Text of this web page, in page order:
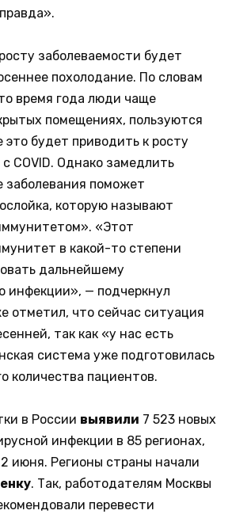
заболеваемости будет
похолодание. По словам
время года люди чаще
помещениях, пользуются
это будет приводить к росту
COVID. Однако замедлить
заболевания поможет
которую называют
«Этот
в какой-то степени
дальнейшему
инфекции», — подчеркнул
отметил, что сейчас ситуация
так как «у нас есть
система уже подготовилась
количества пациентов.
в России выявили 7 523 новых
инфекции в 85 регионах,
июня. Регионы страны начали
. Так, работодателям Москвы
перевести